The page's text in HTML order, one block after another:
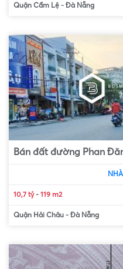
Quận Cẩm Lệ - Đà Nẵng
Bán đất đường Phan
10,7 tỷ- 119 m2
Quận Hải Châu - Đà Nẵng